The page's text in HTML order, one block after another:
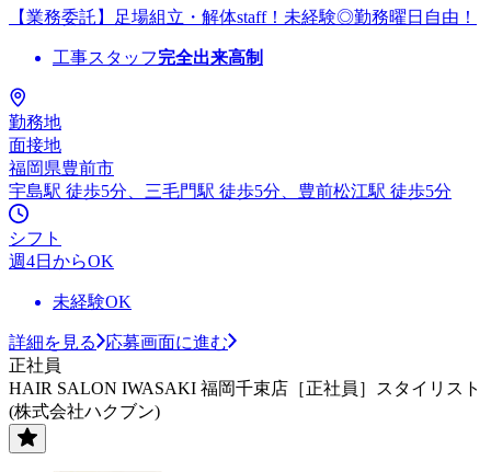
【業務委託】足場組立・解体staff！未経験◎勤務曜日自由！
工事スタッフ完全出来高制
勤務地
面接地
福岡県豊前市
宇島駅 徒歩5分、三毛門駅 徒歩5分、豊前松江駅 徒歩5分
シフト
週4日からOK
未経験OK
詳細を見る
応募画面に進む
正社員
HAIR SALON IWASAKI 福岡千束店［正社員］スタイリスト
(株式会社ハクブン)